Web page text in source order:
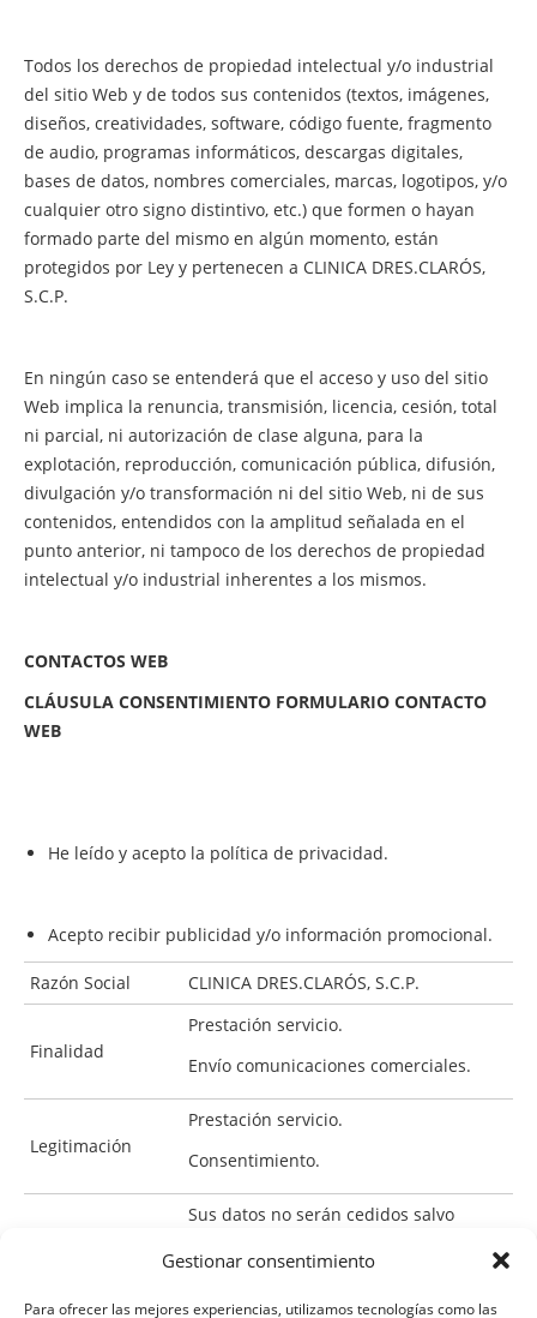
Gestionar consentimiento
Para ofrecer las mejores experiencias, utilizamos tecnologías como las
Todos los derechos de propiedad intelectual y/o industrial
del sitio Web y de todos sus contenidos (textos, imágenes,
diseños, creatividades, software, código fuente, fragmento
de audio, programas informáticos, descargas digitales,
bases de datos, nombres comerciales, marcas, logotipos, y/o
cualquier otro signo distintivo, etc.) que formen o hayan
formado parte del mismo en algún momento, están
protegidos por Ley y pertenecen a CLINICA DRES.CLARÓS,
S.C.P.
En ningún caso se entenderá que el acceso y uso del sitio
Web implica la renuncia, transmisión, licencia, cesión, total
ni parcial, ni autorización de clase alguna, para la
explotación, reproducción, comunicación pública, difusión,
divulgación y/o transformación ni del sitio Web, ni de sus
contenidos, entendidos con la amplitud señalada en el
punto anterior, ni tampoco de los derechos de propiedad
intelectual y/o industrial inherentes a los mismos.
CONTACTOS WEB
CLÁUSULA CONSENTIMIENTO FORMULARIO CONTACTO
WEB
He leído y acepto la política de privacidad.
Acepto recibir publicidad y/o información promocional.
Razón Social CLINICA DRES.CLARÓS, S.C.P.
Finalidad
Prestación servicio.
Envío comunicaciones comerciales.
Legitimación
Prestación servicio.
Consentimiento.
Sus datos no serán cedidos salvo
la operatividad del servicio